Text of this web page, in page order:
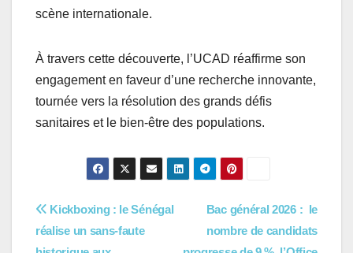
scène internationale.
À travers cette découverte, l’UCAD réaffirme son
engagement en faveur d’une recherche innovante,
tournée vers la résolution des grands défis
sanitaires et le bien-être des populations.
Navigation
de
Bac général 2026 : le
nombre de candidats
Kickboxing : le Sénégal
réalise un sans-faute